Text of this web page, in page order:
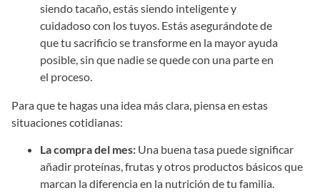
siendo tacaño, estás siendo inteligente y
cuidadoso con los tuyos. Estás asegurándote de
que tu sacrificio se transforme en la mayor ayuda
posible, sin que nadie se quede con una parte en
el proceso.
Para que te hagas una idea más clara, piensa en estas
situaciones cotidianas:
La compra del mes: Una buena tasa puede significar
añadir proteínas, frutas y otros productos básicos que
marcan la diferencia en la nutrición de tu familia.